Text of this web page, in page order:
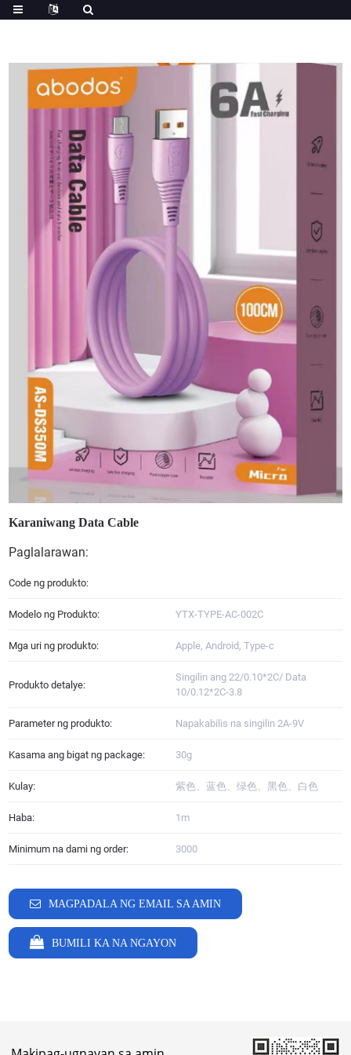
Karaniwang Data Cable
Paglalarawan:
Code ng produkto:
Modelo ng Produkto: YTX-TYPE-AC-002C
Mga uri ng produkto: Apple, Android, Type-c
Produkto detalye:
Singilin ang 22/0.10*2C/ Data
10/0.12*2C-3.8
Parameter ng produkto: Napakabilis na singilin 2A-9V
Kasama ang bigat ng package: 30g
Kulay: 紫色、蓝色、绿色、黑色、白色
Haba: 1m
Minimum na dami ng order: 3000
MAGPADALA NG EMAIL SA AMIN
BUMILI KA NA NGAYON